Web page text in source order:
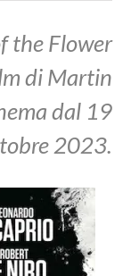
the Flower
di Martin
dal 19
2023.